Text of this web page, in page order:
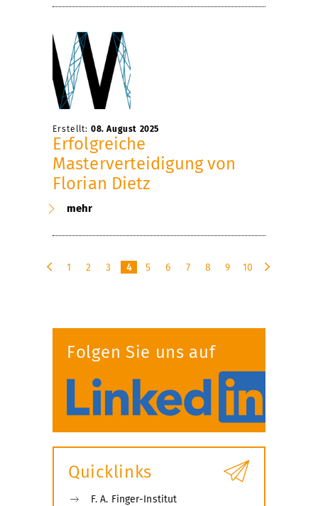
Erstellt: 08. August 2025
Erfolgreiche
Masterverteidigung von
Florian Dietz
mehr
1 2 3 4 5 6 7 8 9
10
Folgen Sie uns auf
Quicklinks
F. A. Finger-Institut